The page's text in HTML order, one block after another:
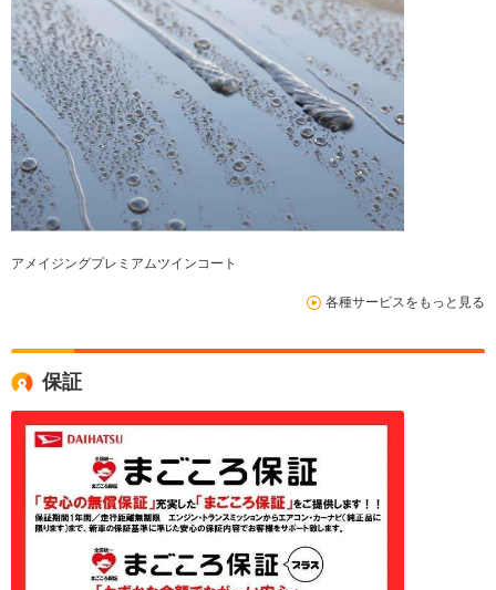
アメイジングプレミアムツインコート
各種サービスをもっと見る
保証